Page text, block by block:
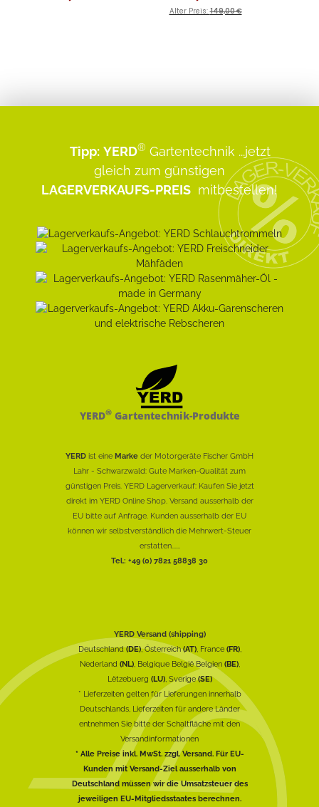
Alter Preis:149,00 €
Tipp: YERD® Gartentechnik ...jetzt
gleich zum günstigen
LAGERVERKAUFS-PREIS mitbestellen!
YERD®Gartentechnik-Produkte
YERD ist eine Marke der Motorgeräte Fischer GmbH
Lahr - Schwarzwald: Gute Marken-Qualität zum
günstigen Preis. YERD Lagerverkauf: Kaufen Sie jetzt
direkt im YERD Online Shop. Versand ausserhalb der
EU bitte auf Anfrage. Kunden ausserhalb der EU
können wir selbstverständlich die Mehrwert-Steuer
erstatten......
Tel.: +49 (0) 7821 58838 30
YERD Versand (shipping)
Deutschland(DE), Österreich(AT), France (FR),
Nederland (NL), Belgique België Belgien (BE),
Lëtzebuerg (LU), Sverige(SE)
* Lieferzeiten gelten für Lieferungen innerhalb
Deutschlands, Lieferzeiten für andere Länder
entnehmen Sie bitte der Schaltfläche mit den
Versandinformationen
* Alle Preise inkl. MwSt. zzgl. Versand. Für EU-
Kunden mit Versand-Ziel ausserhalb von
Deutschland müssen wir die Umsatzsteuer des
jeweiligen EU-Mitgliedsstaates berechnen.